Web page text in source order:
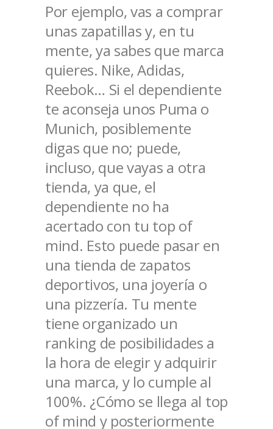
Por ejemplo, vas a comprar
unas zapatillas y, en tu
mente, ya sabes que marca
quieres. Nike, Adidas,
Reebok… Si el dependiente
te aconseja unos Puma o
Munich, posiblemente
digas que no; puede,
incluso, que vayas a otra
tienda, ya que, el
dependiente no ha
acertado con tu top of
mind. Esto puede pasar en
una tienda de zapatos
deportivos, una joyería o
una pizzería. Tu mente
tiene organizado un
ranking de posibilidades a
la hora de elegir y adquirir
una marca, y lo cumple al
100%. ¿Cómo se llega al top
of mind y posteriormente